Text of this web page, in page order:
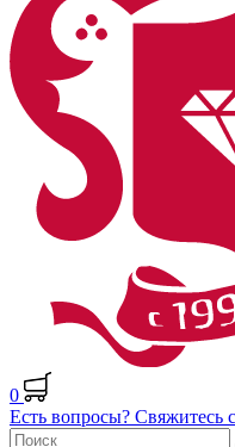
0
Есть вопросы? Свяжитесь